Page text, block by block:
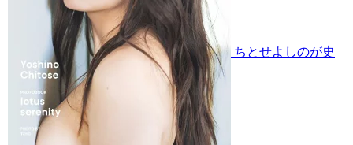
ちとせよしのが史